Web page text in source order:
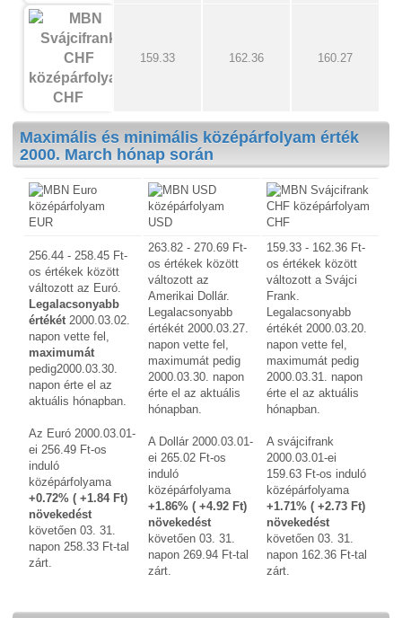
CHF
159.33 162.36 160.27
Maximális és minimális középárfolyam érték
2000. March hónap során
EUR USD CHF
256.44 - 258.45 Ft-
os értékek között
változott az Euró.
Legalacsonyabb
értékét2000.03.02.
napon vette fel,
maximumát
pedig2000.03.30.
napon érte el az
aktuális hónapban.
Az Euró 2000.03.01-
ei 256.49 Ft-os
induló
középárfolyama
+0.72% ( +1.84 Ft)
növekedést
követően 03. 31.
napon 258.33 Ft-tal
zárt.
263.82 - 270.69 Ft-
os értékek között
változott az
Amerikai Dollár.
Legalacsonyabb
értékét 2000.03.27.
napon vette fel,
maximumát pedig
2000.03.30. napon
érte el az aktuális
hónapban.
A Dollár 2000.03.01-
ei 265.02 Ft-os
induló
középárfolyama
+1.86% ( +4.92 Ft)
növekedést
követően 03. 31.
napon 269.94 Ft-tal
zárt.
159.33 - 162.36 Ft-
os értékek között
változott a Svájci
Frank.
Legalacsonyabb
értékét 2000.03.20.
napon vette fel,
maximumát pedig
2000.03.31. napon
érte el az aktuális
hónapban.
A svájcifrank
2000.03.01-ei
159.63 Ft-os induló
középárfolyama
+1.71% ( +2.73 Ft)
növekedést
követően 03. 31.
napon 162.36 Ft-tal
zárt.